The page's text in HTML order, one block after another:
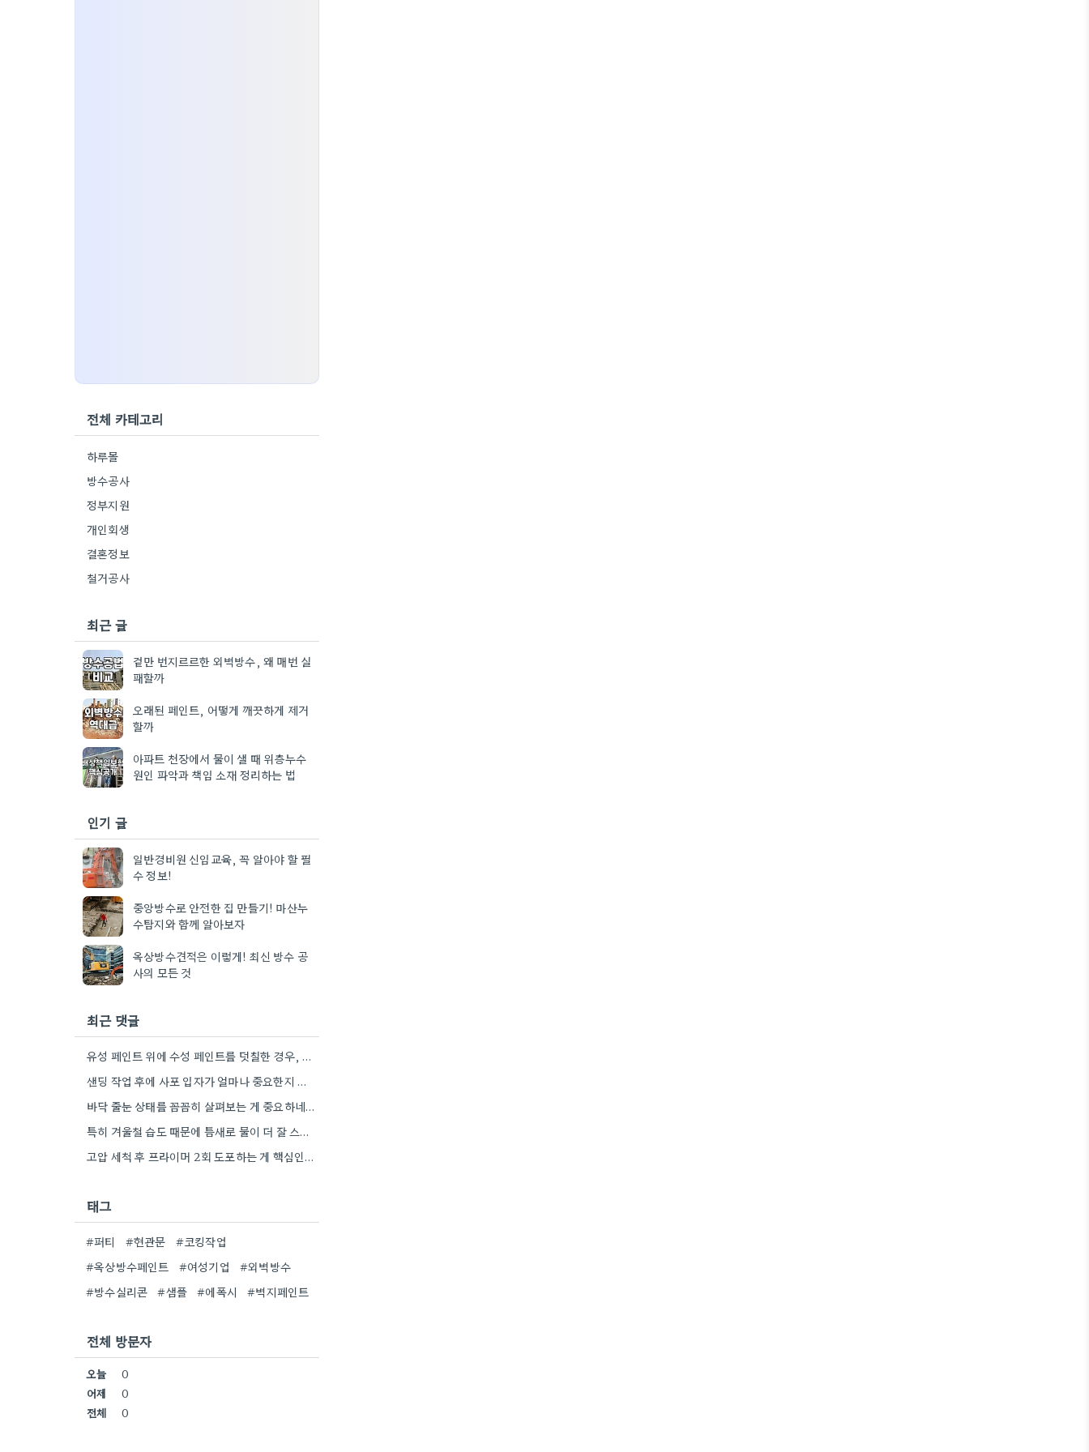
전체 카테고리
하루몰
방수공사
정부지원
개인회생
결혼정보
철거공사
최근 글
겉만 번지르르한 외벽방수, 왜 매번 실
패할까
오래된 페인트, 어떻게 깨끗하게 제거
할까
아파트 천장에서 물이 샐 때 위층누수
원인 파악과 책임 소재 정리하는 법
인기 글
일반경비원 신임교육, 꼭 알아야 할 필
수 정보!
중앙방수로 안전한 집 만들기! 마산누
수탐지와 함께 알아보자
옥상방수견적은 이렇게! 최신 방수 공
사의 모든 것
최근 댓글
유성 페인트 위에 수성 페인트를 덧칠한 경우, 2단계 제거가 필수적이라는 점을 강조해야겠네요.
샌딩 작업 후에 사포 입자가 얼마나 중요한지 짚어주셔서 잘 알겠습니다. 특히 얇은 사포를 여러 번…
바닥 줄눈 상태를 꼼꼼히 살펴보는 게 중요하네요. 오래된 아파트라면 줄눈부터 망가지기 쉬울 것 같아요.
특히 겨울철 습도 때문에 틈새로 물이 더 잘 스며드는 것 같아요. 오래된 건물일수록 이런 부분에…
고압 세척 후 프라이머 2회 도포하는 게 핵심인 것 같아요. 벽의 상태에 따라 흡수율이 달라지니까,…
태그
#퍼티 #현관문
#코킹작업
#옥상방수페인트
#여성기업
#외벽방수
#방수실리콘
#샘플 #에폭시 #벽지페인트
전체 방문자
오늘
0
어제
0
전체
0